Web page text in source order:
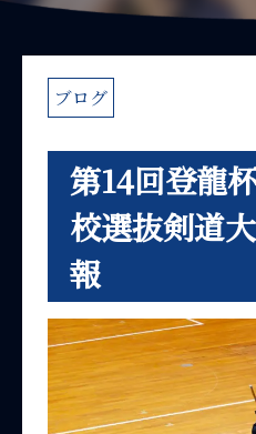
ブログ
第14回登龍
校選抜剣道
報